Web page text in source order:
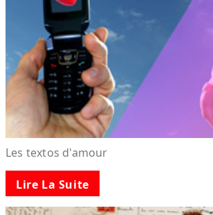
Les textos d'amour
Lire La Suite